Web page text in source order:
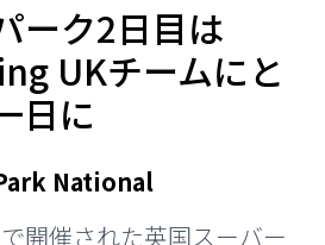
ーク2日目は
UKチームにと
日に
National
開催された英国スーバー